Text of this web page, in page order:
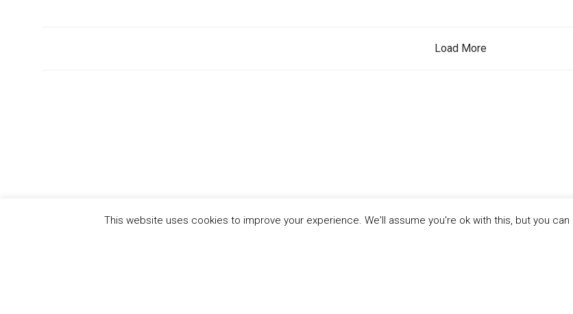
Load More
This website uses cookies to improve your experience. We'll assume you're ok with this, but you can